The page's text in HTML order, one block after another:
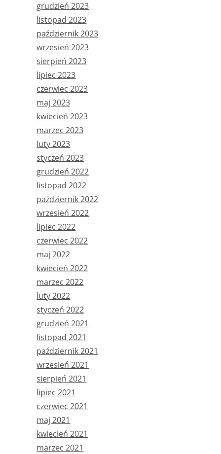
grudzień 2023
listopad 2023
październik 2023
wrzesień 2023
sierpień 2023
lipiec 2023
czerwiec 2023
maj 2023
kwiecień 2023
marzec 2023
luty 2023
styczeń 2023
grudzień 2022
listopad 2022
październik 2022
wrzesień 2022
lipiec 2022
czerwiec 2022
maj 2022
kwiecień 2022
marzec 2022
luty 2022
styczeń 2022
grudzień 2021
listopad 2021
październik 2021
wrzesień 2021
sierpień 2021
lipiec 2021
czerwiec 2021
maj 2021
kwiecień 2021
marzec 2021